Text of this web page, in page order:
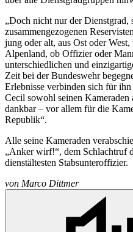
„Doch nicht nur der
zusammengezogenen
jung oder alt, aus Ost oder
Alpenland, ob Offizier oder
unterschiedlichen und
Zeit bei der Bundeswehr
Erlebnisse verbinden sich für
Cecil sowohl seinen Kameraden
dankbar – vor allem für die
Republik“.
Alle seine Kameraden
„Anker wirf!“, dem Schlachtruf
dienstältesten Stabsunteroffizier.
von Marco Dittmer